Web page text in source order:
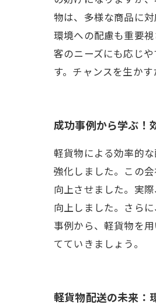
物は、多様な商品に
環境への配慮も重要
客のニーズにも応じ
す。チャンスを生か
成功事例から学ぶ！
軽貨物による効率的
強化しました。この
向上させました。実
向上しました。さら
事例から、軽貨物を
てていきましょう。
軽貨物配送の未来：